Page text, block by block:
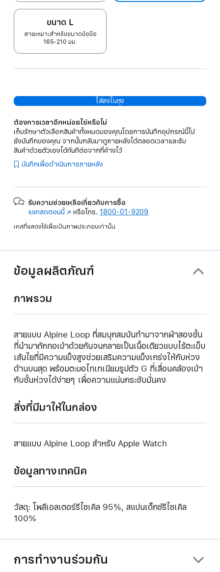
ขนาด L
สายเหมาะสำหรับขนาดข้อมือ
165-210 มม.
ใส่ลงในถุง
ต้องการเวลาอีกหน่อยใช่หรือไม่
เก็บรักษาตัวเลือกสินค้าทั้งหมดของคุณโดยการบันทึกอุปกรณ์นี้ไป
ยังบันทึกของคุณ จากนั้นกลับมาดูภายหลังได้ตลอดเวลาและรับ
สินค้าด้วยตัวเองได้ทันทีต่อจากที่ค้างไว้
บันทึกเพื่อดำเนินการภายหลัง
รับความช่วยเหลือเกี่ยวกับการซื้อ
แชทสดตอนนี้(เปิด
หน้าต่าง
หรือโทร. 1800-01-9209
เคสที่แสดงใช้เพื่อเป็นภาพประกอบเท่านั้น
ข้อมูลผลิตภัณฑ์
ภาพรวม
สายแบบ Alpine Loop ที่สมบุกสมบันทำมาจากผ้าสองชั้น
ที่นำมาถักทอเข้าด้วยกันจนกลายเป็นเนื้อเดียวแบบไร้ตะเข็บ
เส้นใยที่มีความแข็งสูงช่วยเสริมความแข็งเกร่งให้กับห่วง
ด้านบนสุด พร้อมตะขอไทเทเนียมรูปตัว G ที่เลื่อนคล้องเข้า
กับชั้นห่วงได้ง่ายๆ เพื่อความแน่นกระชับมั่นคง
สิ่งที่มีมาให้ในกล่อง
สายแบบ Alpine Loop สำหรับ Apple Watch
ข้อมูลทางเทคนิค
วัสดุ: โพลีเอสเตอร์รีไซเคิล 95%, สแปนเด็กซ์รีไซเคิล
100%
การทำงานร่วมกัน